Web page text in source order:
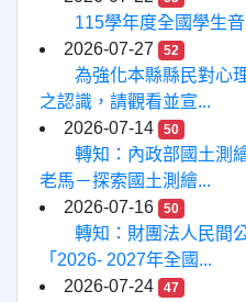
115學年度全國學生
2026-07-27
52
為強化本縣縣民對心
之認識，請觀看並宣...
2026-07-14
50
轉知：內政部國土測
老馬－探索國土測繪...
2026-07-16
50
轉知：財團法人民間
「2026- 2027年全國...
2026-07-24
47